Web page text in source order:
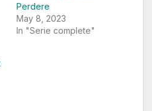
Perdere
May 8, 2023
In "Serie complete"